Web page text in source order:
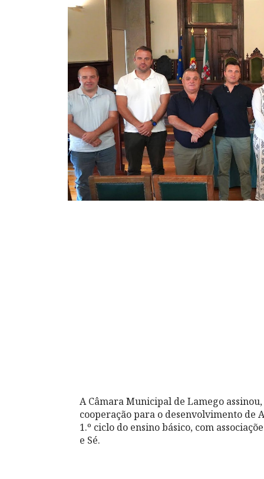
A Câmara Municipal de Lamego
cooperação para o desenvolvimento de
1.º ciclo do ensino básico, com
e Sé.